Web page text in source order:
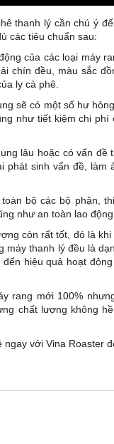
thanh lý cần chú ý
các tiêu chuẩn sau:
của các loại máy
chín đều, màu sắc
ly cà phê.
sẽ có một số hư
như tiết kiệm chi
lâu hoặc có vấn đề
sinh vấn đề, làm
bộ các bộ phận,
như an toàn lao động.
còn rất tốt, đó là
thanh lý đều là
hiệu quả hoạt
rang mới 100%
chất lượng không
với Vina Roaster